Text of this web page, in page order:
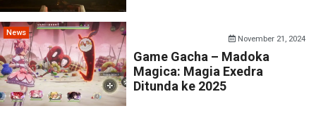
News
November 21, 2024
Game Gacha – Madoka
Magica: Magia Exedra
Ditunda ke 2025